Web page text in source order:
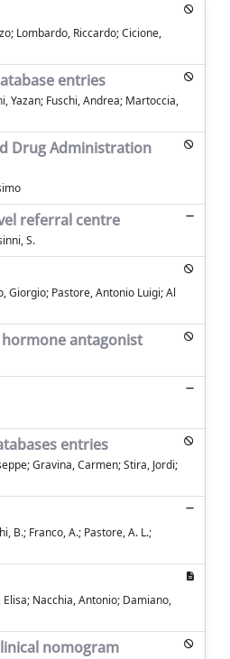
Lombardo, Riccardo; Cicione,
entries
Yazan; Fuschi, Andrea; Martoccia,
Drug Administration
referral centre
S.
Giorgio; Pastore, Antonio Luigi; Al
antagonist
entries
Gravina, Carmen; Stira, Jordi;
B.; Franco, A.; Pastore, A. L.;
Nacchia, Antonio; Damiano,
nomogram